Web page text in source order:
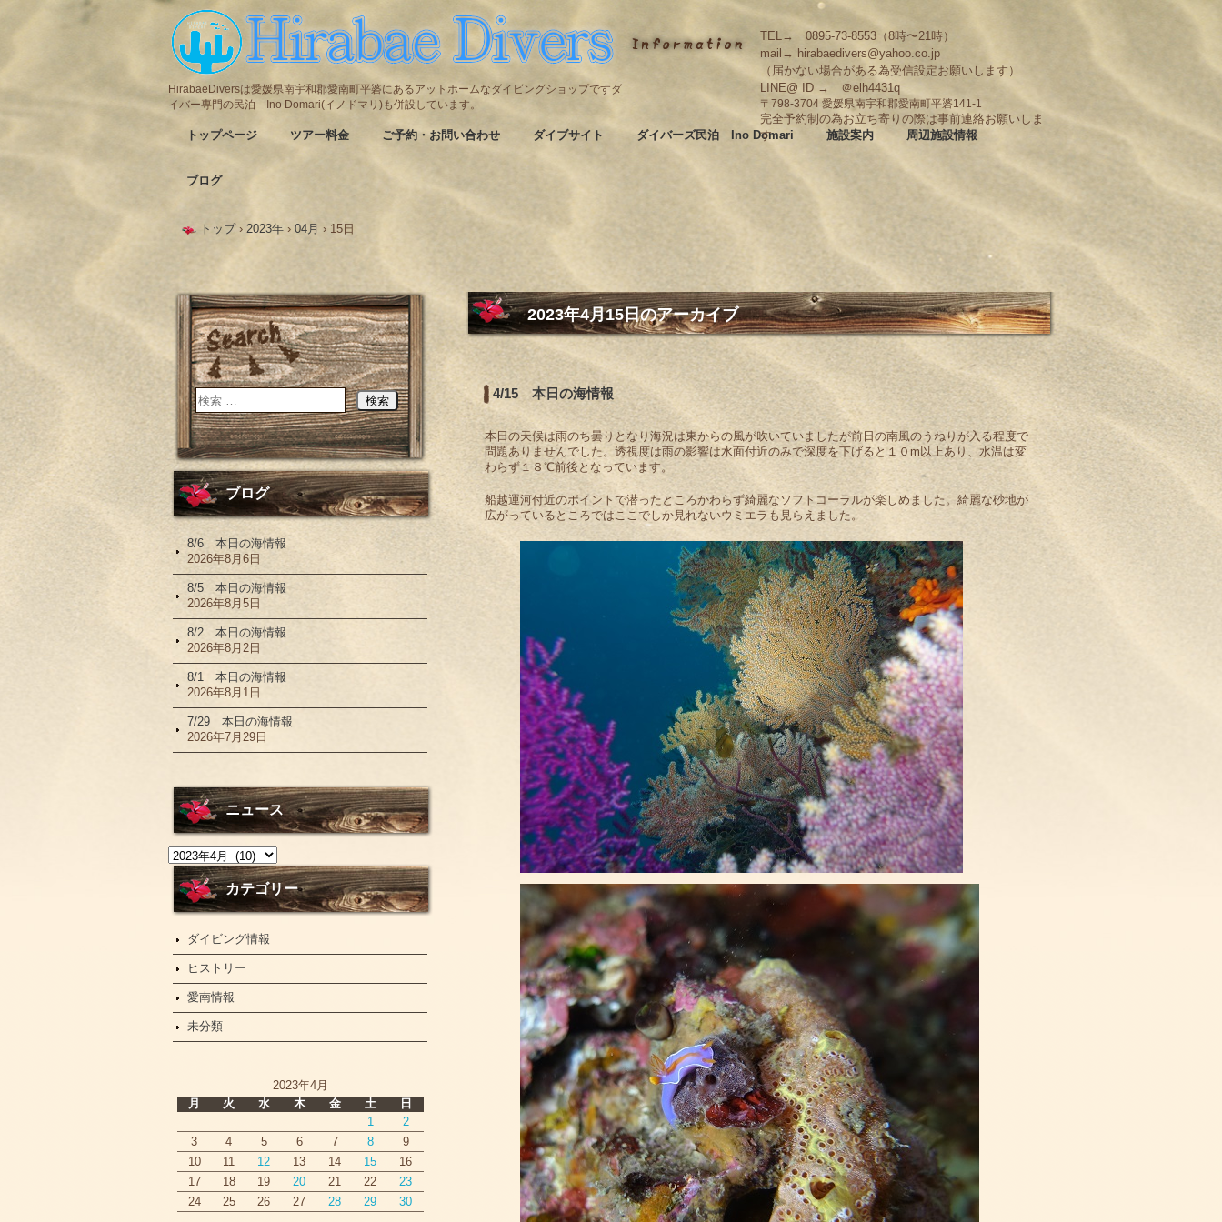
HirabaeDiversは愛媛県南宇和郡愛南町平碆にあるアットホームなダイビングショップですダ
イバー専門の民泊 Ino Domari(イノドマリ)も併設しています。
TEL→ 0895-73-8553（8時〜21時）
mail→ hirabaedivers@yahoo.co.jp
（届かない場合がある為受信設定お願いします）
LINE@ ID → ＠elh4431q
〒798-3704 愛媛県南宇和郡愛南町平碆141-1
完全予約制の為お立ち寄りの際は事前連絡お願いしま
す
トップページ ツアー料金 ご予約・お問い合わせ ダイブサイト ダイバーズ民泊 Ino Domari 施設案内 周辺施設情報
ブログ
トップ › 2023年 › 04月 › 15日
2023年4月15日のアーカイブ
4/15 本日の海情報
本日の天候は雨のち曇りとなり海況は東からの風が吹いていましたが前日の南風のうねりが入る程度で
問題ありませんでした。透視度は雨の影響は水面付近のみで深度を下げると１０m以上あり、水温は変
わらず１８℃前後となっています。
船越運河付近のポイントで潜ったところかわらず綺麗なソフトコーラルが楽しめました。綺麗な砂地が
広がっているところではここでしか見れないウミエラも見らえました。
ブログ
8/6 本日の海情報
2026年8月6日
8/5 本日の海情報
2026年8月5日
8/2 本日の海情報
2026年8月2日
8/1 本日の海情報
2026年8月1日
7/29 本日の海情報
2026年7月29日
ニュース
ニ
ュ
ー
カテゴリー
ダイビング情報
ヒストリー
愛南情報
未分類
2023年4月
月
火 水 木 金 土
日
1
2
3
4 5 6 7 8
9
10
11 12 13 14 15
16
17
18 19 20 21 22
23
24
25 26 27 28 29 30